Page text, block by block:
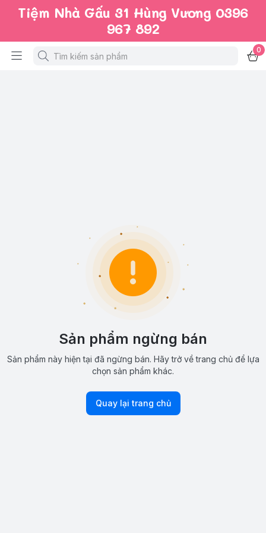
Tiệm Nhà Gấu 31 Hùng Vương 0396
967 892
0
Sản phẩm ngừng bán
Sản phẩm này hiện tại đã ngừng bán. Hãy trở về trang chủ để lựa
chọn sản phẩm khác.
Quay lại trang chủ